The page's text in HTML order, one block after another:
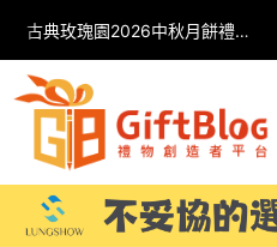
古典玫瑰園2026中秋月餅禮盒開箱分享 / 餐飲門市下午茶 體驗分享